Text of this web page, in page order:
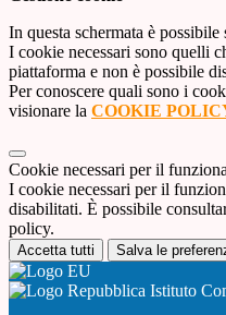
In questa schermata è
I cookie necessari sono quelli
piattaforma e non è possibile
Per conoscere quali sono i
visionare la COOKIE
Cookie necessari per il
I cookie necessari per il
disabilitati. È possibile
policy.
Accetta tutti Salva le
Istituto